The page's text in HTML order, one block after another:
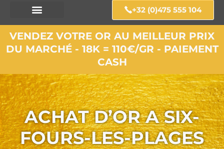
+32 (0)475 555 104
VENDEZ VOTRE OR AU MEILLEUR PRIX
DU MARCHÉ - 18K = 110€/GR - PAIEMENT
CASH
ACHAT D’OR A SIX-
FOURS-LES-PLAGES